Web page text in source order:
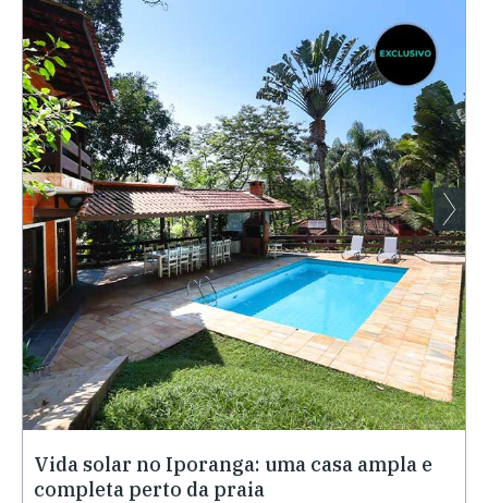
Vida solar no Iporanga: uma casa ampla e
completa perto da praia